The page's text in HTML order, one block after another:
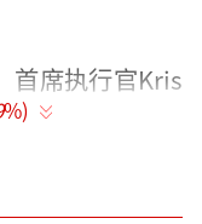
首席执行官Kris
公司将出售部
”。
%)